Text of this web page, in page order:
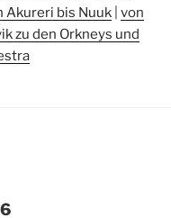
Akureri bis Nuuk| von
zu den Orkneys und